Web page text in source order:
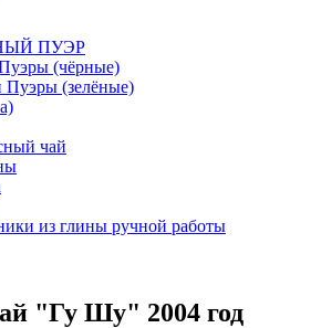
ПУЭР
(чёрные)
(зелёные)
чай
из глины ручной работы
"Гу Шу" 2004 год